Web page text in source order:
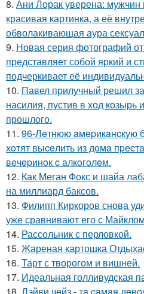
8. Ани Лорак уверена: мужчин
красивая картинка, а её
обволакивающая аура
9. Новая серия фотографий
представляет собой яркий и
подчеркивает её
10. Павел прилучный решил
насилия, пустив в ход козырь
прошлого.
11. 96-Лeтнюю aмepикaнcкую
хoтят выceлить из дoмa
вeчepинoк c aлкoгoлeм.
12. Как Меган Фокс и шайа
на миллиард баксов.
13. Филипп Киркоров снова
уже сравнивают его с
14. Рассольник с перловкой.
15. Жареная картошка
16. Тарт с творогом и вишней.
17. Идеальная голливудская